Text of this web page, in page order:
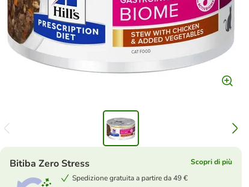
Bitiba Zero Stress
Scopri di più
Spedizione gratuita a partire da 49 €